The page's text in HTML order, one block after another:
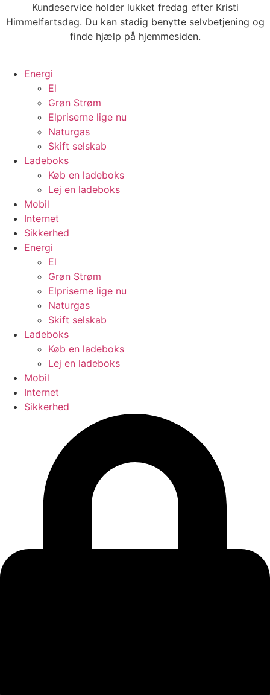
til
Kundeservice holder lukket fredag efter Kristi
Himmelfartsdag. Du kan stadig benytte selvbetjening og
finde hjælp på hjemmesiden.
Energi
El
Grøn Strøm
Elpriserne lige nu
Naturgas
Skift selskab
Ladeboks
Køb en ladeboks
Lej en ladeboks
Mobil
Internet
Sikkerhed
Energi
El
Grøn Strøm
Elpriserne lige nu
Naturgas
Skift selskab
Ladeboks
Køb en ladeboks
Lej en ladeboks
Mobil
Internet
Sikkerhed